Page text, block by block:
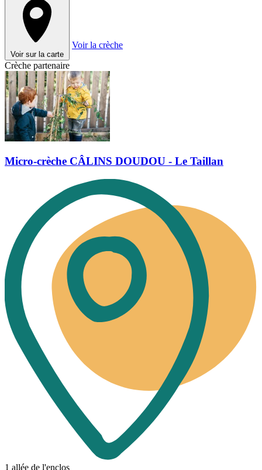
Voir sur la carte
Voir la crèche
Crèche partenaire
Micro-crèche CÂLINS DOUDOU - Le Taillan
1 allée de l'enclos